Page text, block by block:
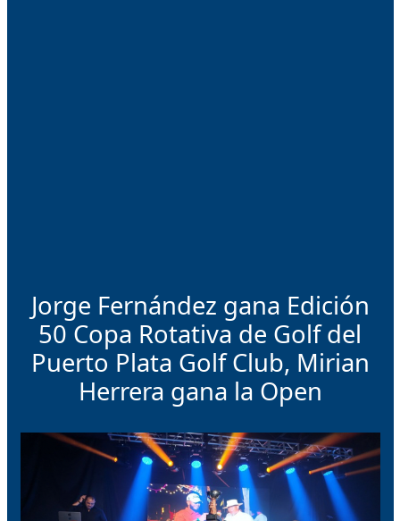
Jorge Fernández gana Edición
50 Copa Rotativa de Golf del
Puerto Plata Golf Club, Mirian
Herrera gana la Open